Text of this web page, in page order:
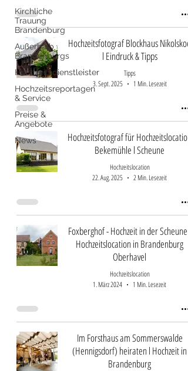
Kirchliche
Trauung
Brandenburg
Außerhalb
Brandenburgs
Hochzeitsdienstleister
Hochzeitsreportagen
& Service
Preise &
Angebote
News
Hochzeitsfotograf Blockhaus Nikolskoe
l Eindruck & Tipps
Tipps
3. Sept. 2025
1 Min. Lesezeit
Hochzeitsfotograf für Hochzeitslocation
Bekemühle l Scheune
Hochzeitslocation
22. Aug. 2025
2 Min. Lesezeit
Foxberghof - Hochzeit in der Scheune l
Hochzeitslocation in Brandenburg
Oberhavel
Hochzeitslocation
1. März 2024
1 Min. Lesezeit
Im Forsthaus am Sommerswalde
(Hennigsdorf) heiraten l Hochzeit in
Brandenburg